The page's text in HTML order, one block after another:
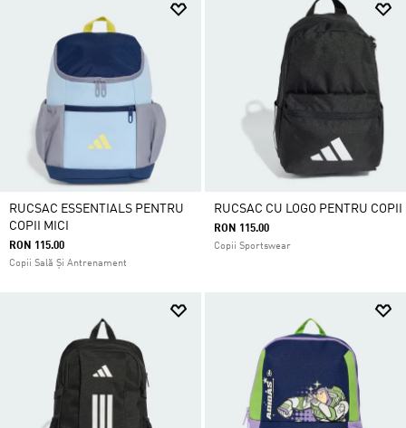
RUCSAC ESSENTIALS PENTRU
COPII MICI
RON 115.00
Copii Sală Și Antrenament
RUCSAC CU LOGO PENTRU COPII
RON 115.00
Copii Sportswear